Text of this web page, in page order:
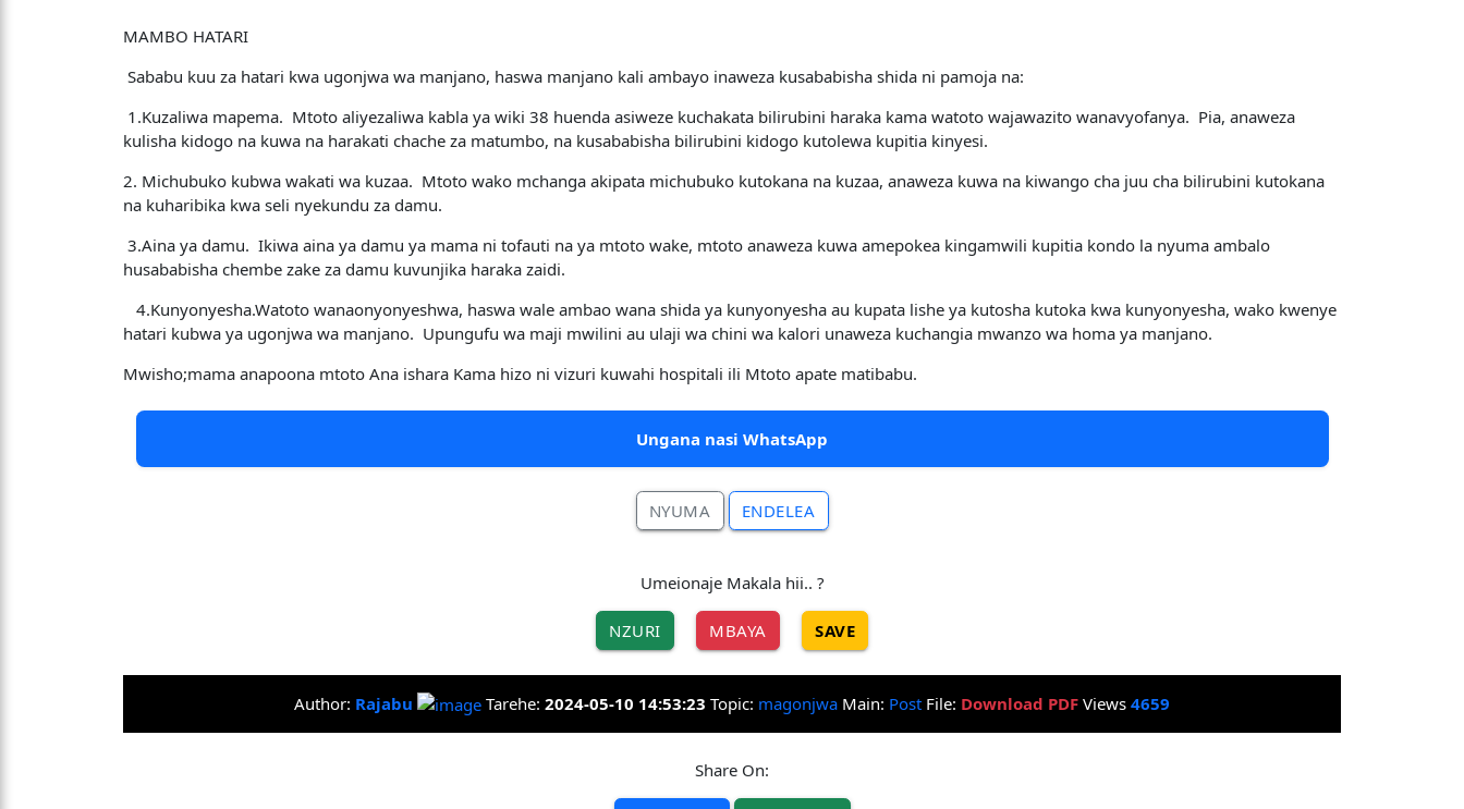
MAMBO HATARI
Sababu kuu za hatari kwa ugonjwa wa manjano, haswa manjano kali ambayo inaweza kusababisha shida ni pamoja na:
1.Kuzaliwa mapema. Mtoto aliyezaliwa kabla ya wiki 38 huenda asiweze kuchakata bilirubini haraka kama watoto wajawazito wanavyofanya. Pia, anaweza
kulisha kidogo na kuwa na harakati chache za matumbo, na kusababisha bilirubini kidogo kutolewa kupitia kinyesi.
2. Michubuko kubwa wakati wa kuzaa. Mtoto wako mchanga akipata michubuko kutokana na kuzaa, anaweza kuwa na kiwango cha juu cha bilirubini kutokana
na kuharibika kwa seli nyekundu za damu.
3.Aina ya damu. Ikiwa aina ya damu ya mama ni tofauti na ya mtoto wake, mtoto anaweza kuwa amepokea kingamwili kupitia kondo la nyuma ambalo
husababisha chembe zake za damu kuvunjika haraka zaidi.
4.Kunyonyesha.Watoto wanaonyonyeshwa, haswa wale ambao wana shida ya kunyonyesha au kupata lishe ya kutosha kutoka kwa kunyonyesha, wako kwenye
hatari kubwa ya ugonjwa wa manjano. Upungufu wa maji mwilini au ulaji wa chini wa kalori unaweza kuchangia mwanzo wa homa ya manjano.
Mwisho;mama anapoona mtoto Ana ishara Kama hizo ni vizuri kuwahi hospitali ili Mtoto apate matibabu.
Ungana nasi WhatsApp
NYUMA ENDELEA
Umeionaje Makala hii.. ?
NZURI MBAYA SAVE
Author: Rajabu Tarehe: 2024-05-10 14:53:23 Topic: magonjwa Main: Post File: Download PDF Views 4659
Share On: